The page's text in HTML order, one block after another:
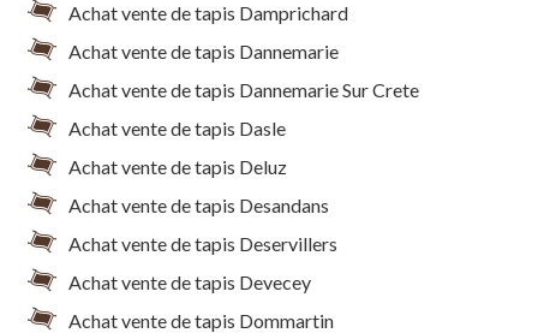
Achat vente de tapis Damprichard
Achat vente de tapis Dannemarie
Achat vente de tapis Dannemarie Sur Crete
Achat vente de tapis Dasle
Achat vente de tapis Deluz
Achat vente de tapis Desandans
Achat vente de tapis Deservillers
Achat vente de tapis Devecey
Achat vente de tapis Dommartin